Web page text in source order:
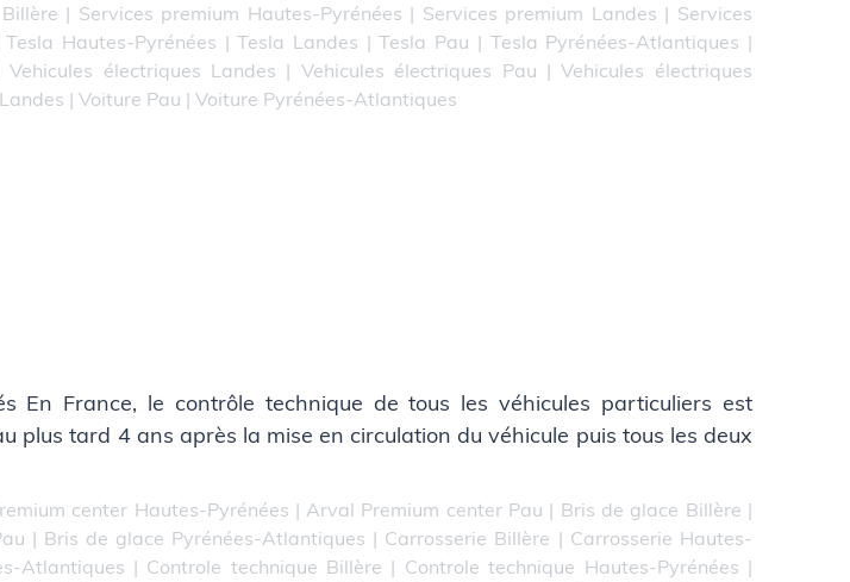
| Services premium Hautes-Pyrénées | Services premium Landes | Services
Tesla Hautes-Pyrénées |Tesla Landes |Tesla Pau | Tesla Pyrénées-Atlantiques |
Vehicules électriques Landes | Vehicules électriques Pau |Vehicules électriques
|Voiture Pau |Voiture Pyrénées-Atlantiques
En France, le contrôle technique de tous les véhicules particuliers est
tard 4 ans après la mise en circulation du véhicule puis tous les deux
center Hautes-Pyrénées |Arval Premium center Pau | Bris de glace Billère |
| Bris de glace Pyrénées-Atlantiques | Carrosserie Billère | Carrosserie Hautes-
Atlantiques | Controle technique Billère | Controle technique Hautes-Pyrénées |